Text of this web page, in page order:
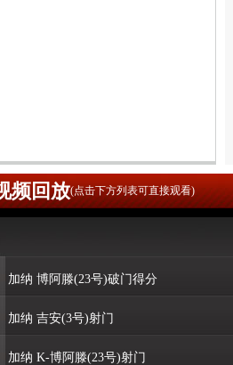
频回放(点击下方列表可直接观看)
加纳 博阿滕(23号)破门得分
加纳 吉安(3号)射门
加纳 K-博阿滕(23号)射门